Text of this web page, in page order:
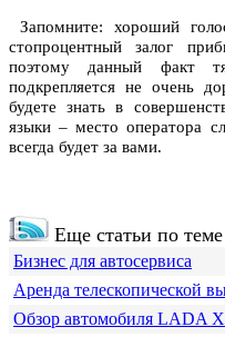
Запомните: хороший
стопроцентный залог
поэтому данный факт
подкрепляется не очень
будете знать в
языки – место оператора
всегда будет за вами.
Еще статьи по теме
Бизнес для автосервиса
Аренда телескопической
Обзор автомобиля LADA